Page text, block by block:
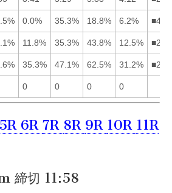
0.0% 35.3% 18.8% 6.2%
11.8% 35.3% 43.8% 12.5%
35.3% 47.1% 62.5% 31.2%
0 0 0 0
5R 6R 7R 8R 9R 10R 11R
締切 11:58